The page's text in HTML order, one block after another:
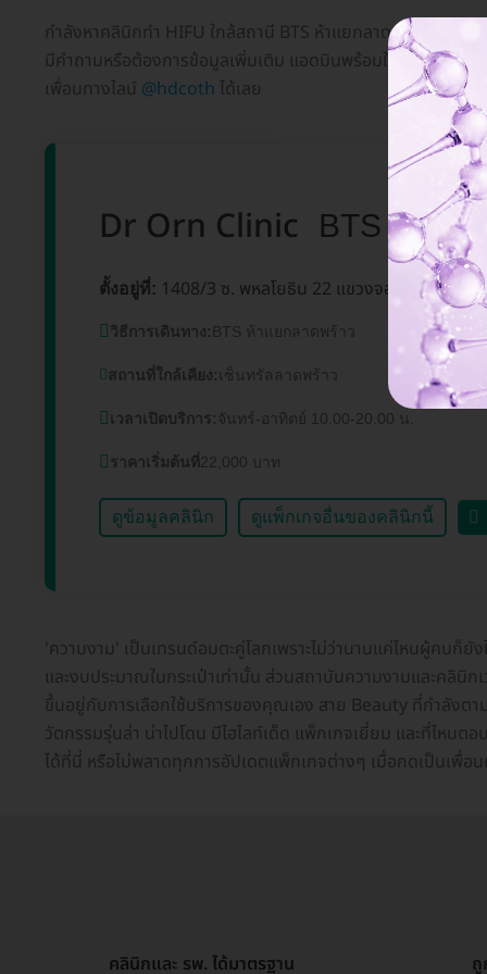
กำลังหาคลินิกทำ HIFU ใกล้สถานี BTS ห้าแยกลาดพร้าวอยู่ใช่
มีคำถามหรือต้องการข้อมูลเพิ่มเติม แอดมินพร้อมให้บริการทุก
เพื่อนทางไลน์ @hdcoth ได้เลย
Dr Orn Clinic BTS ห้าแย
ตั้งอยู่ที่: 1408/3 ซ. พหลโยธิน 22 แขวงจอมพล เขตจตุ
วิธีการเดินทาง: BTS ห้าแยกลาดพร้าว
สถานที่ใกล้เคียง: เซ็นทรัลลาดพร้าว
เวลาเปิดบริการ: จันทร์-อาทิตย์ 10.00-20.00 น.
ราคาเริ่มต้นที่ 22,000 บาท
ดูข้อมูลคลินิก ดูแพ็กเกจอื่นของคลินิกนี้
'ความงาม' เป็นเทรนด์อมตะคู่โลกเพราะไม่ว่านานแค่ไหนผู้คน
และงบประมาณในกระเป๋าเท่านั้น ส่วนสถาบันความงามและคลินิ
ขึ้นอยู่กับการเลือกใช้บริการของคุณเอง สาย Beauty ที่กำลังต
วัตกรรมรุ่นล่า น่าไปโดน มีไฮไลท์เด็ด แพ็กเกจเยี่ยม และที่ไหน
ได้ที่นี่ หรือไม่พลาดทุกการอัปเดตแพ็กเกจต่างๆ เมื่อกดเป็นเพื่อ
คลินิกและ รพ. ได้มาตรฐาน ถู